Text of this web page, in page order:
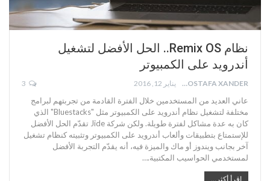
نظام Remix OS.. الحل الأفضل لتشغيل
أندرويد على الكمبيوتر
MOSTAFA XANDER يناير 12, 2016
عاني العديد من المستخدمين خلال الفترة القادمة من تجربتهم لبرامج
مختلفة لتشغيل نظام أندرويد على الكمبيوتر مثل "Bluestacks" الذي
كان به عدة مشاكل لفترة طويلة. ولكن شركة Jide تقدّم الحل الأفضل
للإستمتاع بتطبيقات وألعاب أندرويد على الكمبيوتر وتثبيته كنظام تشغيل
آخر بجانب ويندوز أو ماك والميزة فيه، أنه يقدّم التجربة الأفضل
لمستخدمي الحواسيب المكتبية.…
اقرأ أكثر...